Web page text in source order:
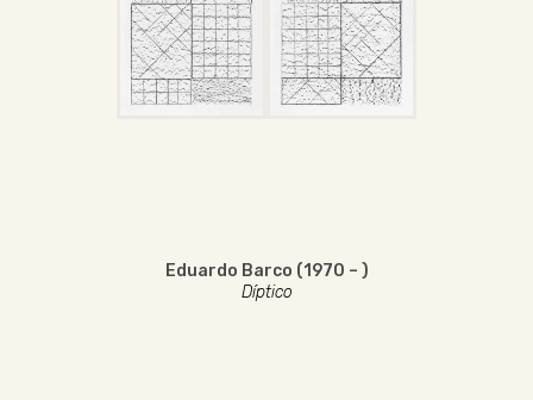
Eduardo Barco (1970 – )
Díptico